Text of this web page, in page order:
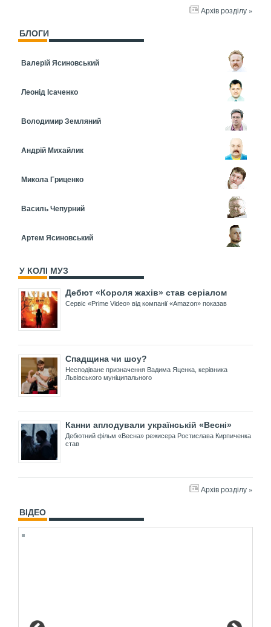
Архів розділу »
БЛОГИ
Валерій Ясиновський
Леонід Ісаченко
Володимир Земляний
Андрій Михайлик
Микола Гриценко
Василь Чепурний
Артем Ясиновський
У КОЛІ МУЗ
Дебют «Короля жахів» став серіалом
Сервіс «Prime Video» від компанії «Amazon» показав
Спадщина чи шоу?
Несподіване призначення Вадима Яценка, керівника
Львівського муніципального
Канни аплодували українській «Весні»
Дебютний фільм «Весна» режисера Ростислава Кирпиченка
став
Архів розділу »
ВІДЕО